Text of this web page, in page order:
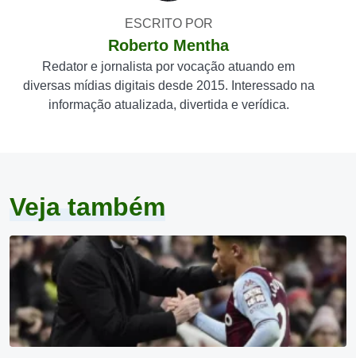
ESCRITO POR
Roberto Mentha
Redator e jornalista por vocação atuando em
diversas mídias digitais desde 2015. Interessado na
informação atualizada, divertida e verídica.
Veja também